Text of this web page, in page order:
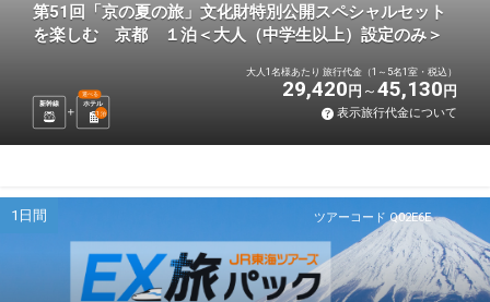
第51回「京の夏の旅」文化財特別公開スペシャルセット
を楽しむ 京都 １泊＜大人（中学生以上）設定のみ＞
新幹線 ホテル
選べる
1 泊
大人1名様あたり 旅行代金（1～5名1室・税込）
29,420 円 45,130 円
表示旅行代金について
ツアーコード Q02E6E
1日間